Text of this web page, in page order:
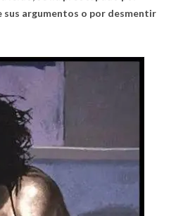
argumentos o por desmentir